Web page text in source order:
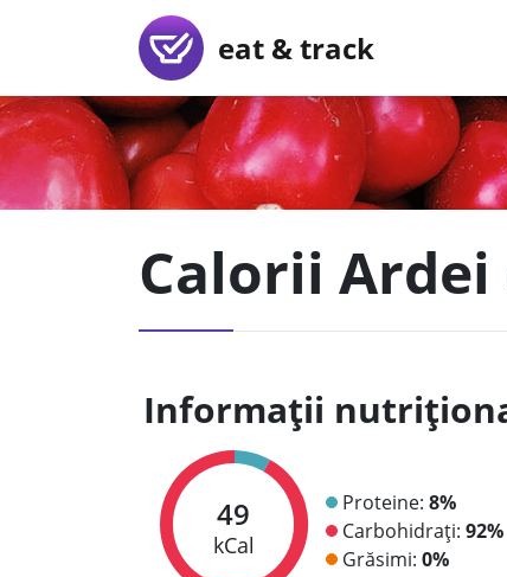
eat & track
Calorii
Informații
49
kCal
Proteine: 8%
Carbohidrați: 92%
Grăsimi: 0%